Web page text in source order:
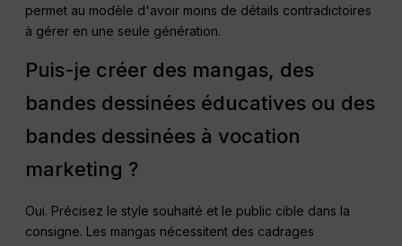
permet au modèle d'avoir moins de détails contradictoires
à gérer en une seule génération.
Puis-je créer des mangas, des
bandes dessinées éducatives ou des
bandes dessinées à vocation
marketing ?
Oui. Précisez le style souhaité et le public cible dans la
consigne. Les mangas nécessitent des cadrages